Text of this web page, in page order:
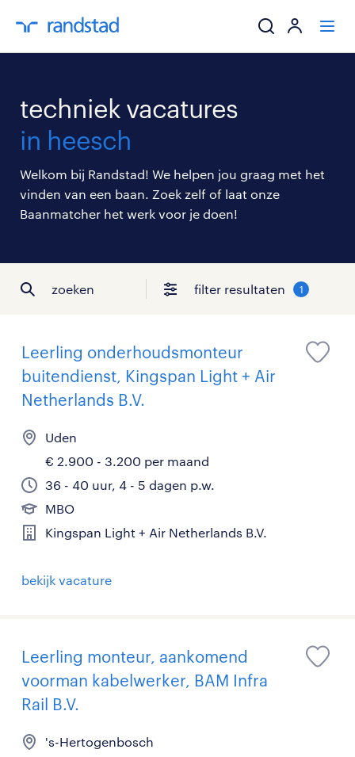
mijn carrière
over randstad
techniek vacatures
in heesch
Welkom bij Randstad! We helpen jou graag met het
vinden van een baan. Zoek zelf of laat onze
Baanmatcher het werk voor je doen!
zoeken filter resultaten 1
Leerling onderhoudsmonteur
buitendienst, Kingspan Light + Air
Netherlands B.V.
Uden
€ 2.900 - 3.200 per maand
36 - 40 uur, 4 - 5 dagen p.w.
MBO
Kingspan Light + Air Netherlands B.V.
bekijk vacature
Leerling monteur, aankomend
voorman kabelwerker, BAM Infra
Rail B.V.
's-Hertogenbosch